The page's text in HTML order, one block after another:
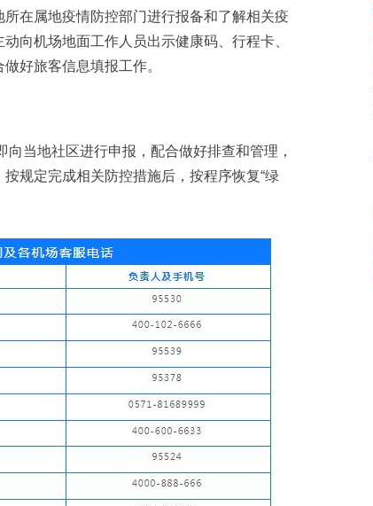
在属地疫情防控部门进行报备和了解相关疫
向机场地面工作人员出示健康码、行程卡、
好旅客信息填报工作。
当地社区进行申报，配合做好排查和管理，
规定完成相关防控措施后，按程序恢复“绿